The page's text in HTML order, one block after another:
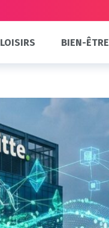
LOISIRS BIEN-ÊTRE